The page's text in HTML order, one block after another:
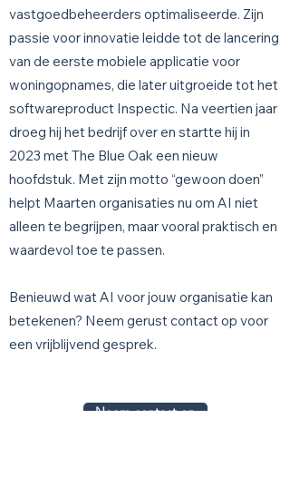
vastgoedbeheerders optimaliseerde. Zijn
passie voor innovatie leidde tot de lancering
van de eerste mobiele applicatie voor
woningopnames, die later uitgroeide tot het
softwareproduct Inspectic. Na veertien jaar
droeg hij het bedrijf over en startte hij in
2023 met The Blue Oak een nieuw
hoofdstuk. Met zijn motto “gewoon doen”
helpt Maarten organisaties nu om AI niet
alleen te begrijpen, maar vooral praktisch en
waardevol toe te passen.
Benieuwd wat AI voor jouw organisatie kan
betekenen? Neem gerust contact op voor
een vrijblijvend gesprek.
Neem contact op